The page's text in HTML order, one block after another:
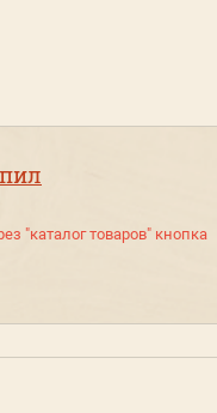
"каталог товаров" кнопка